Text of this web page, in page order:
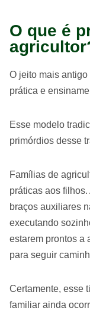
O que é
O jeito mais
prática e
Esse modelo
primórdios desse
Famílias de
práticas aos
braços auxiliares
executando
estarem prontos a
para seguir
Certamente, esse
familiar ainda